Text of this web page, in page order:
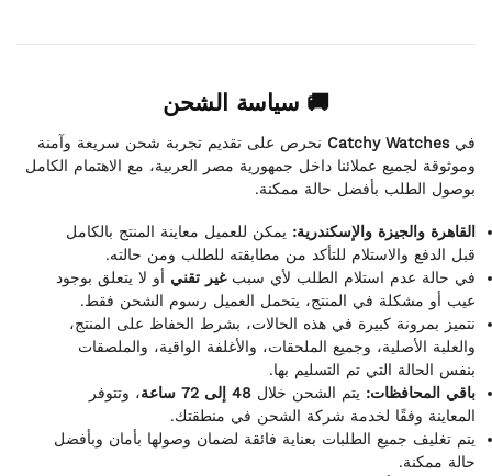
🚚 سياسة الشحن
فيCatchy Watches نحرص على تقديم تجربة شحن سريعة وآمنة
وموثوقة لجميع عملائنا داخل جمهورية مصر العربية، مع الاهتمام الكامل
بوصول الطلب بأفضل حالة ممكنة.
القاهرة والجيزة والإسكندرية: يمكن للعميل معاينة المنتج بالكامل
قبل الدفع والاستلام للتأكد من مطابقته للطلب ومن حالته.
في حالة عدم استلام الطلب لأي سببغير تقني أو لا يتعلق بوجود
عيب أو مشكلة في المنتج، يتحمل العميل رسوم الشحن فقط.
نتميز بمرونة كبيرة في هذه الحالات، بشرط الحفاظ على المنتج،
والعلبة الأصلية، وجميع الملحقات، والأغلفة الواقية، والملصقات
بنفس الحالة التي تم التسليم بها.
باقي المحافظات: يتم الشحن خلال 48 إلى 72 ساعة
، وتتوفر
المعاينة وفقًا لخدمة شركة الشحن في منطقتك.
يتم تغليف جميع الطلبات بعناية فائقة لضمان وصولها بأمان وبأفضل
حالة ممكنة.